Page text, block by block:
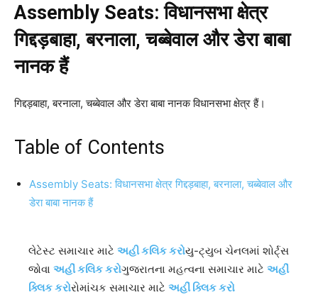
Assembly Seats: विधानसभा क्षेत्र
गिद्दड़बाहा, बरनाला, चब्बेवाल और डेरा बाबा
नानक हैं
गिद्दड़बाहा, बरनाला, चब्बेवाल और डेरा बाबा नानक विधानसभा क्षेत्र हैं।
Table of Contents
Assembly Seats: विधानसभा क्षेत्र गिद्दड़बाहा, बरनाला, चब्बेवाल और
डेरा बाबा नानक हैं
લેટેસ્ટ સમાચાર માટે અહી કલિક કરોયુ-ટ્યુબ ચેનલમાં શોર્ટ્સ
જોવા અહીં કલિક કરોગુજરાતના મહત્વના સમાચાર માટે અહીં
ક્લિક કરોરોમાંચક સમાચાર માટે અહીં ક્લિક કરો